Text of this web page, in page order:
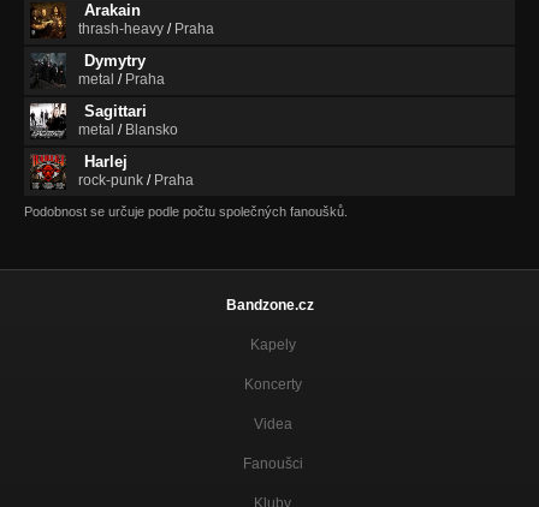
Arakain
thrash-heavy / Praha
Dymytry
metal / Praha
Sagittari
metal / Blansko
Harlej
rock-punk / Praha
Podobnost se určuje podle počtu společných fanoušků.
Bandzone.cz
Kapely
Koncerty
Videa
Fanoušci